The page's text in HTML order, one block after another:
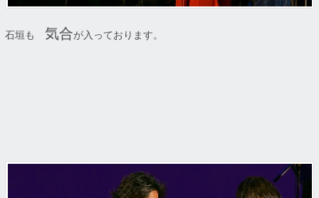
石垣も 気合が入っております。